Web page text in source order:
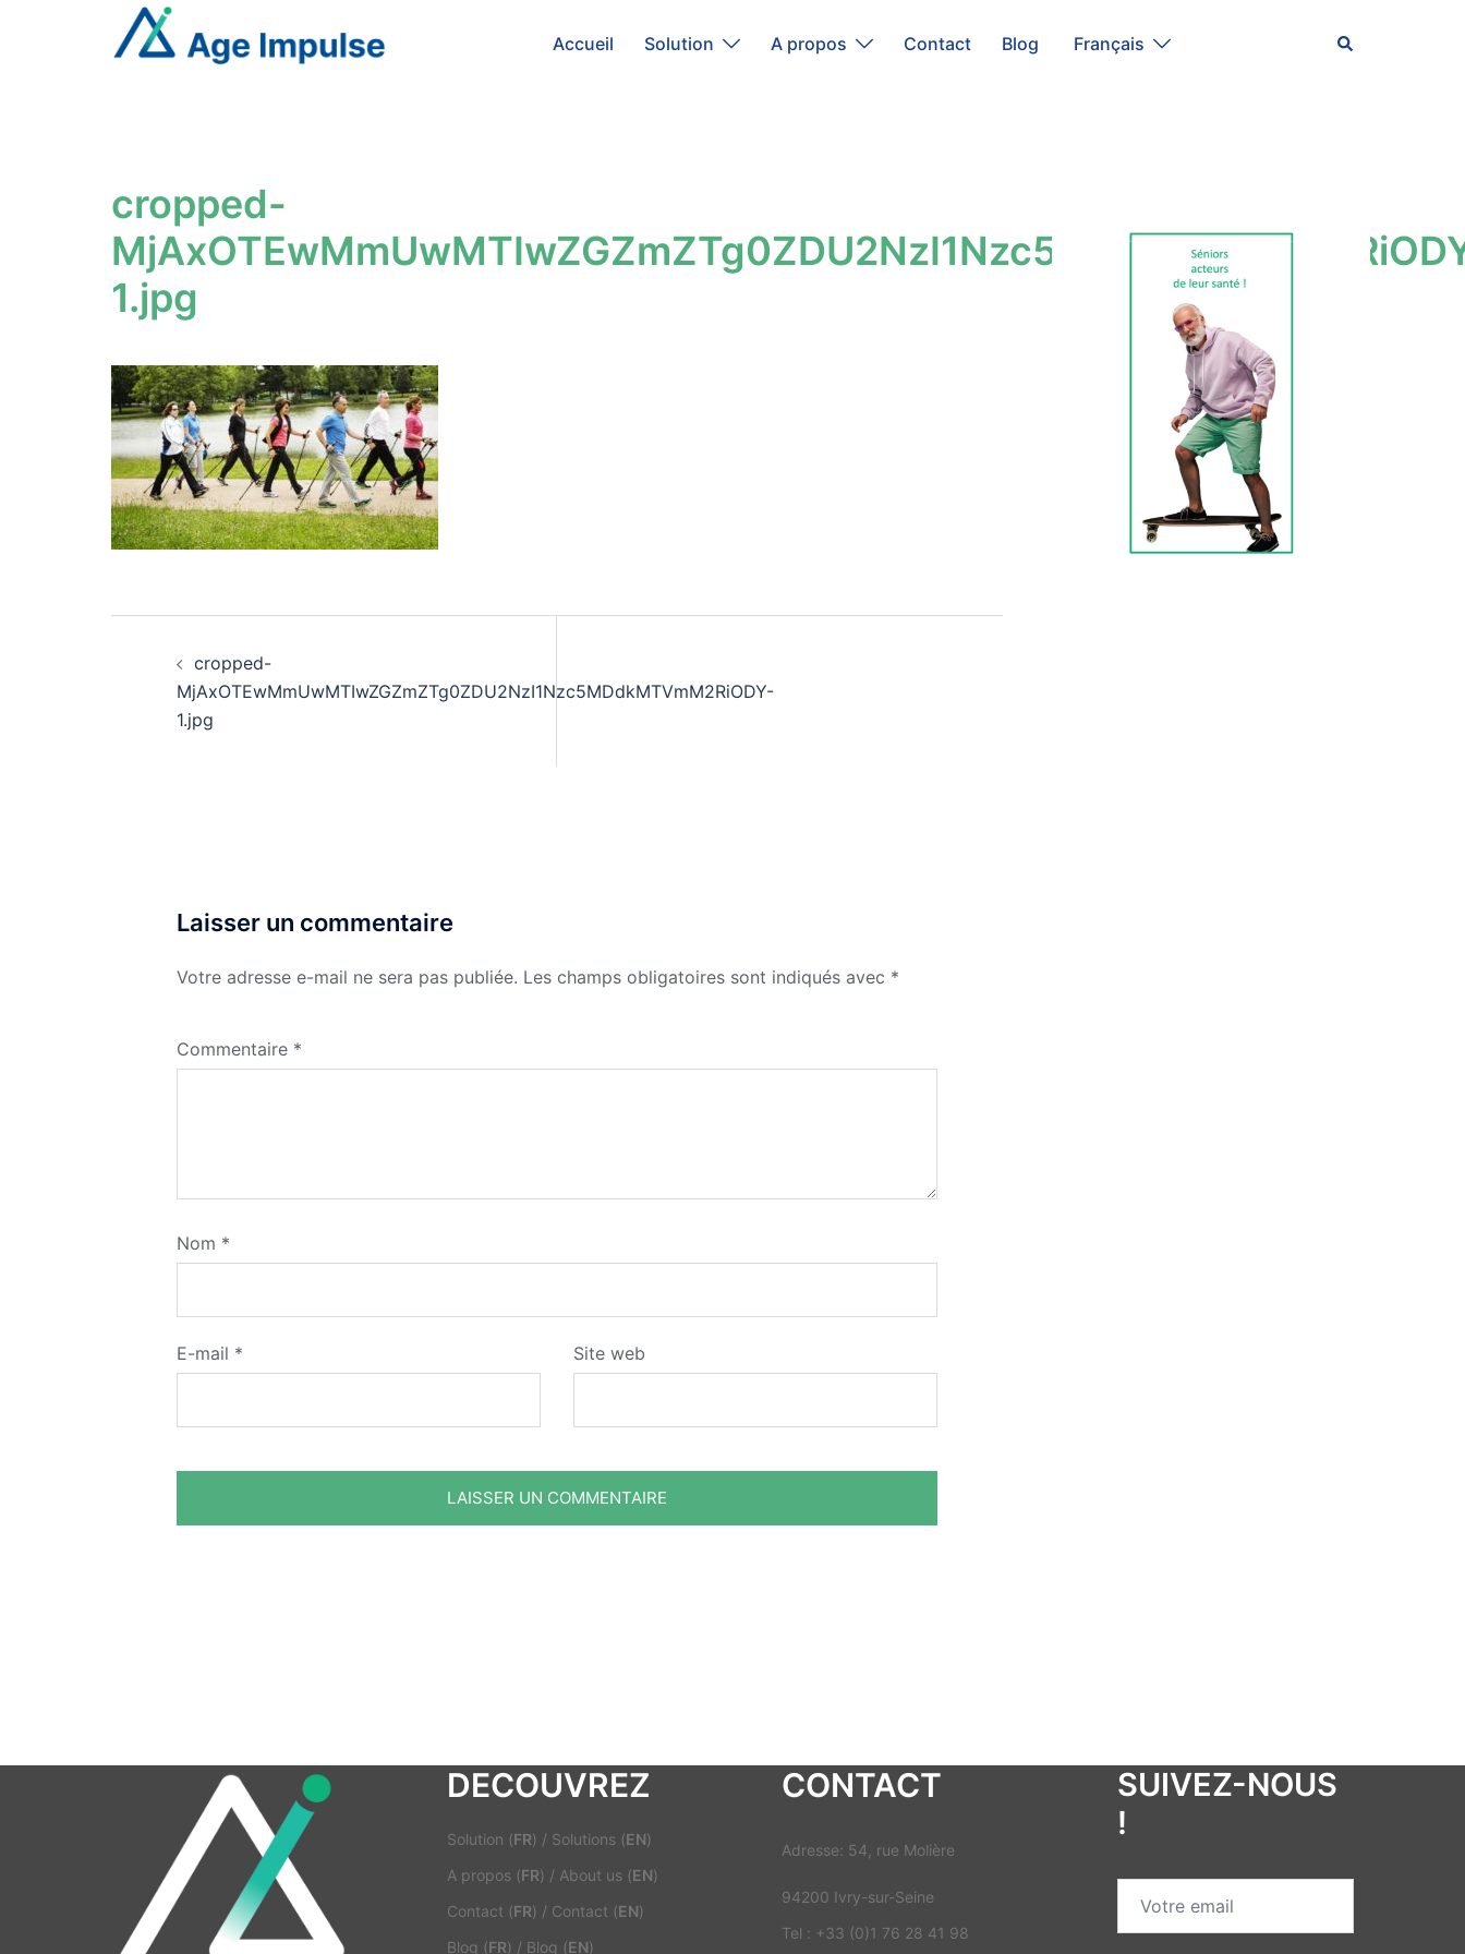
Accueil Solution A propos Contact Blog Français Rechercher
cropped-
1.jpg
d’articlecropped-
MjAxOTEwMmUwMTIwZGZmZTg0ZDU2NzI1Nzc5MDdkMTVmM2RiODY-
1.jpg
Laisser un commentaire
Votre adresse e-mail ne sera pas publiée. Les champs obligatoires sont indiqués avec *
Commentaire *
Nom *
E-mail * Site web
DECOUVREZ
Solution (FR) / Solutions (EN)
A propos (FR) / About us (EN)
Contact (FR) / Contact (EN)
Blog (FR) / Blog (EN)
CONTACT
Adresse: 54, rue Molière
94200 Ivry-sur-Seine
Tel : +33 (0)1 76 28 41 98
SUIVEZ-NOUS
!